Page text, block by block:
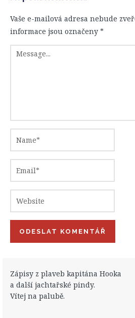
Vaše e-mailová adresa nebude
informace jsou označeny *
Zápisy z plaveb kapitána Hooka
a další jachtařské pindy.
Vítej na palubě.